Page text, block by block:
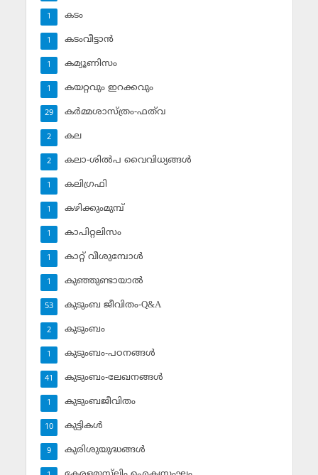
കടം
1
കടംവീട്ടാന്‍
1
കമ്യൂണിസം
1
കയറ്റവും ഇറക്കവും
1
കര്‍മ്മശാസ്ത്രം-ഫത്‌വ
29
കല
2
കലാ-ശില്‍പ വൈവിധ്യങ്ങള്‍
2
കലിഗ്രഫി
1
കഴിക്കുംമുമ്പ്
1
കാപിറ്റലിസം
1
കാറ്റ് വീശുമ്പോള്‍
1
കുഞ്ഞുണ്ടായാല്‍
1
കുടുംബ ജീവിതം-Q&A
53
കുടുംബം
2
കുടുംബം-പഠനങ്ങള്‍
1
കുടുംബം-ലേഖനങ്ങള്‍
41
കുടുംബജീവിതം
1
കുട്ടികള്‍
10
കുരിശുയുദ്ധങ്ങള്‍
9